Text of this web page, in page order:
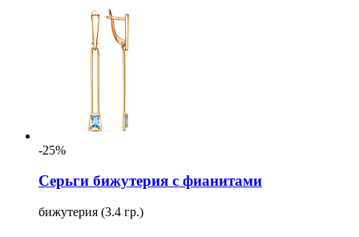
-25%
Серьги бижутерия с фианитами
бижутерия (3.4 гр.)